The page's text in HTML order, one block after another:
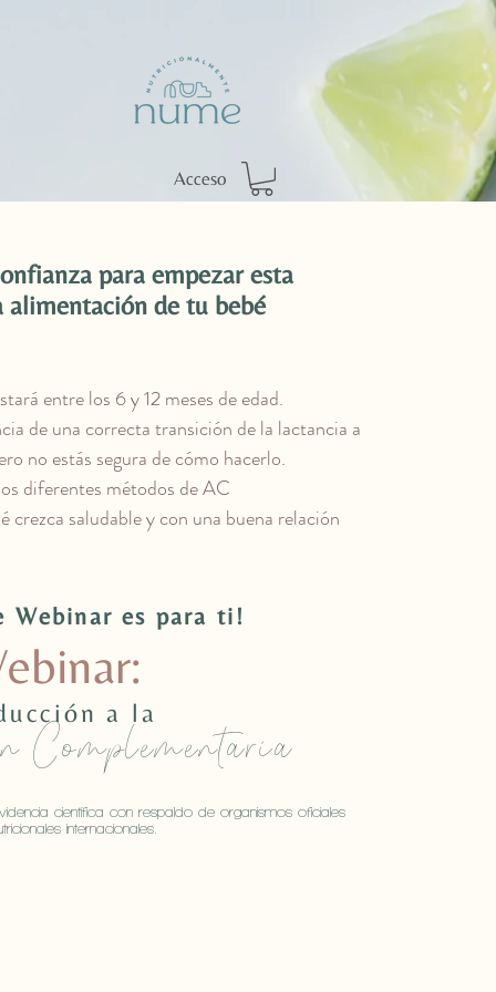
Acceso
para empezar esta
alimentación de tu bebé
entre los 6 y 12 meses de edad.
de una correcta transición de la lactancia a
no estás segura de cómo hacerlo.
diferentes métodos de AC
crezca saludable y con una buena relación
Webinar es para ti!
a la
Complementaria
científica con respaldo de organismos oficiales
internacionales.